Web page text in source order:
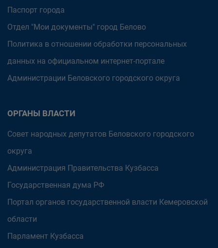
Паспорт города
Отдел "Мои документы" город Белово
Политика в отношении обработки персональных
данных на официальном интернет-портале
Администрации Беловского городского округа
ОРГАНЫ ВЛАСТИ
Совет народных депутатов Беловского городского
округа
Администрация Правительства Кузбасса
Государственная дума РФ
Портал органов государственной власти Кемеровской
области
Парламент Кузбасса